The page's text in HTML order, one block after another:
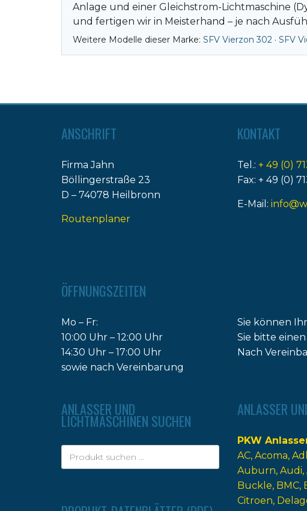
Anlage und einer Gleichstrom-Lichtmaschine
und fertigen wir in Meisterhand – je nach
Weitere Modelle dieser Marke: SFV Vierzon 302 · SFV
ANSCHRIFT
Firma Jahn
Böllingerstraße 23
D – 74078 Heilbronn
Routenplaner
KONTAKT
Tel.: + 49 (0)
Fax: + 49 (0)
E-Mail:
ÖFFNUNGSZEITEN
Mo – Fr:
10:00 Uhr – 12:00 Uhr
14:30 Uhr – 17:00 Uhr
sowie nach Vereinbarung
Sie können
Sie bitte
Nach
ANLASSER UND
LICHTMASCHINEN SUCHEN
ANLASSER
PKW
AC Acoma
Auburn Audi
Buckle BMC
Citroen